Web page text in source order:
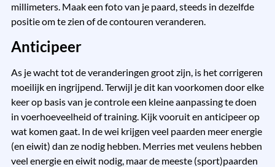
millimeters. Maak een foto van je paard, steeds in dezelfde
positie om te zien of de contouren veranderen.
Anticipeer
As je wacht tot de veranderingen groot zijn, is het corrigeren
moeilijk en ingrijpend. Terwijl je dit kan voorkomen door elke
keer op basis van je controle een kleine aanpassing te doen
in voerhoeveelheid of training. Kijk vooruit en anticipeer op
wat komen gaat. In de wei krijgen veel paarden meer energie
(en eiwit) dan ze nodig hebben. Merries met veulens hebben
veel energie en eiwit nodig, maar de meeste (sport)paarden